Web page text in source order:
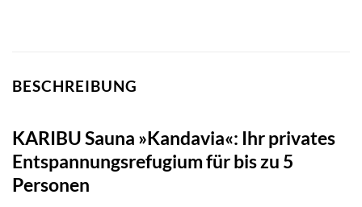
BESCHREIBUNG
KARIBU Sauna »Kandavia«: Ihr privates
Entspannungsrefugium für bis zu 5
Personen